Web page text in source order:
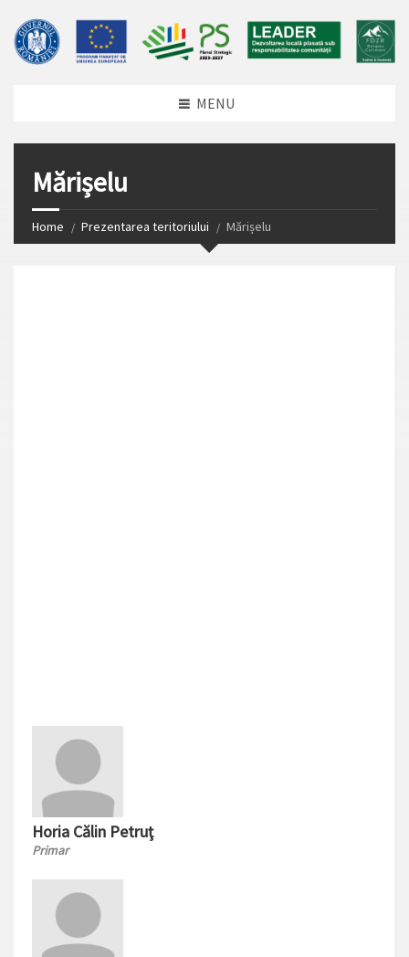
MENU
Mărișelu
Home Prezentarea teritoriului Mărișelu
Horia Călin Petruţ
Primar